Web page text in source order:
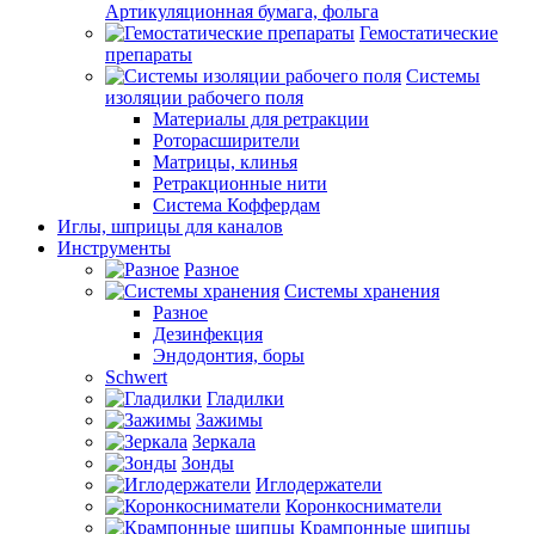
Артикуляционная бумага, фольга
Гемостатические
препараты
Системы
изоляции рабочего поля
Материалы для ретракции
Роторасширители
Матрицы, клинья
Ретракционные нити
Система Коффердам
Иглы, шприцы для каналов
Инструменты
Разное
Системы хранения
Разное
Дезинфекция
Эндодонтия, боры
Schwert
Гладилки
Зажимы
Зеркала
Зонды
Иглодержатели
Коронкосниматели
Крампонные щипцы